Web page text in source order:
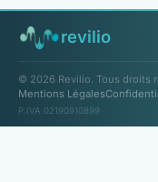
revilio
© 2026 Revilio. Tous droits
Mentions Légales
P.IVA 02190910899